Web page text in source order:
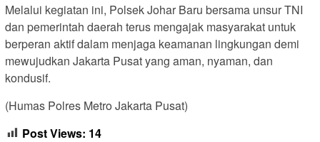
Melalui kegiatan ini, Polsek Johar Baru bersama unsur TNI
dan pemerintah daerah terus mengajak masyarakat untuk
berperan aktif dalam menjaga keamanan lingkungan demi
mewujudkan Jakarta Pusat yang aman, nyaman, dan
kondusif.
(Humas Polres Metro Jakarta Pusat)
Post Views: 14